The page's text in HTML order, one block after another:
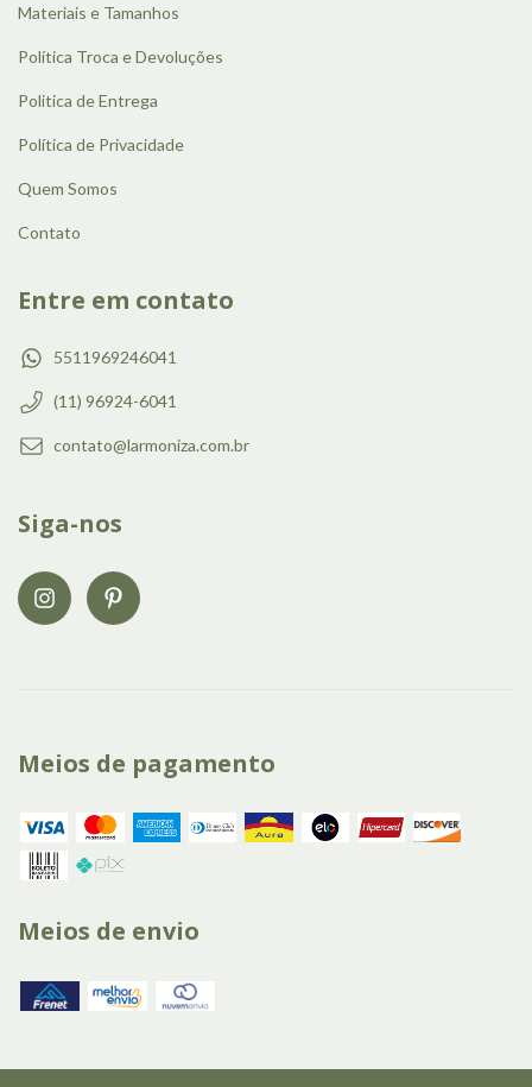
Materiais e Tamanhos
Política Troca e Devoluções
Politica de Entrega
Política de Privacidade
Quem Somos
Contato
Entre em contato
5511969246041
(11) 96924-6041
contato@larmoniza.com.br
Siga-nos
Meios de pagamento
Meios de envio